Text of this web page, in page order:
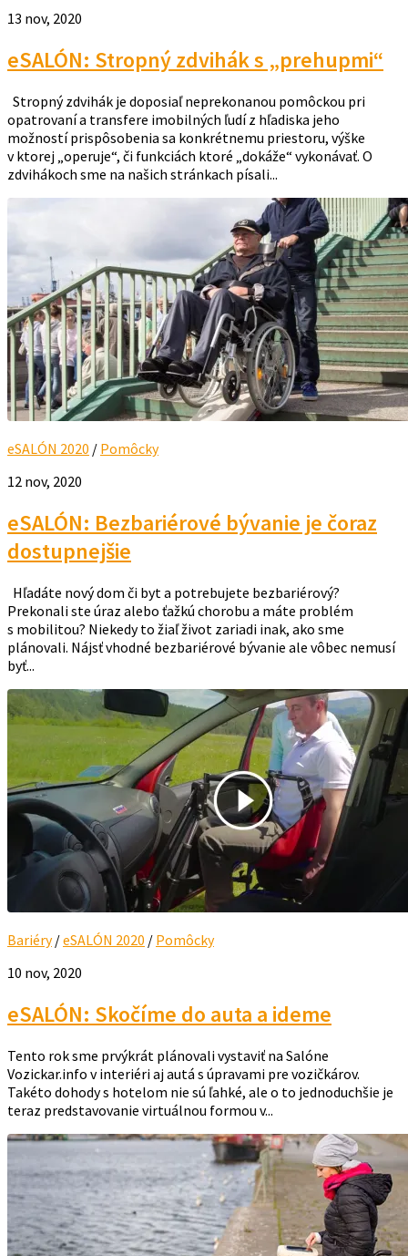
13 nov, 2020
eSALÓN: Stropný zdvihák s „prehupmi“
Stropný zdvihák je doposiaľ neprekonanou pomôckou pri
opatrovaní a transfere imobilných ľudí z hľadiska jeho
možností prispôsobenia sa konkrétnemu priestoru, výške
v ktorej „operuje“, či funkciách ktoré „dokáže“ vykonávať. O
zdvihákoch sme na našich stránkach písali...
eSALÓN 2020 / Pomôcky
12 nov, 2020
eSALÓN: Bezbariérové bývanie je čoraz
dostupnejšie
Hľadáte nový dom či byt a potrebujete bezbariérový?
Prekonali ste úraz alebo ťažkú chorobu a máte problém
s mobilitou? Niekedy to žiaľ život zariadi inak, ako sme
plánovali. Nájsť vhodné bezbariérové bývanie ale vôbec nemusí
byť...
Bariéry/eSALÓN 2020 / Pomôcky
10 nov, 2020
eSALÓN: Skočíme do auta a ideme
Tento rok sme prvýkrát plánovali vystaviť na Salóne
Vozickar.info v interiéri aj autá s úpravami pre vozičkárov.
Takéto dohody s hotelom nie sú ľahké, ale o to jednoduchšie je
teraz predstavovanie virtuálnou formou v...